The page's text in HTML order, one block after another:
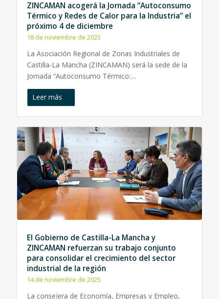
ZINCAMAN acogerá la Jornada “Autoconsumo
Térmico y Redes de Calor para la Industria” el
próximo 4 de diciembre
18 de noviembre de 2025
La Asociación Regional de Zonas Industriales de
Castilla-La Mancha (ZINCAMAN) será la sede de la
Jornada “Autoconsumo Térmico:…
Leer más
El Gobierno de Castilla-La Mancha y
ZINCAMAN refuerzan su trabajo conjunto
para consolidar el crecimiento del sector
industrial de la región
14 de noviembre de 2025
La consejera de Economía, Empresas y Empleo,